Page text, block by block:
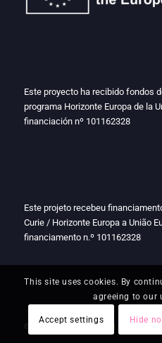
Este proyecto ha recibido fondos
programa Horizonte Europa de la
financiación nº 101162328
Este projeto recebeu
Curie / Horizonte Europa a União
financiamento n.º 101162328
© Copyright - Macaronight 2025
This site uses cookies. By
agreeing to our
Accept settings Hide